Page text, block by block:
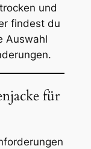
und
findest du
Auswahl
für